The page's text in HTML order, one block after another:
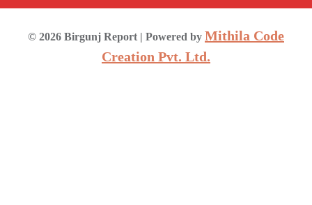
© 2026 Birgunj Report | Powered by Mithila Code
Creation Pvt. Ltd.